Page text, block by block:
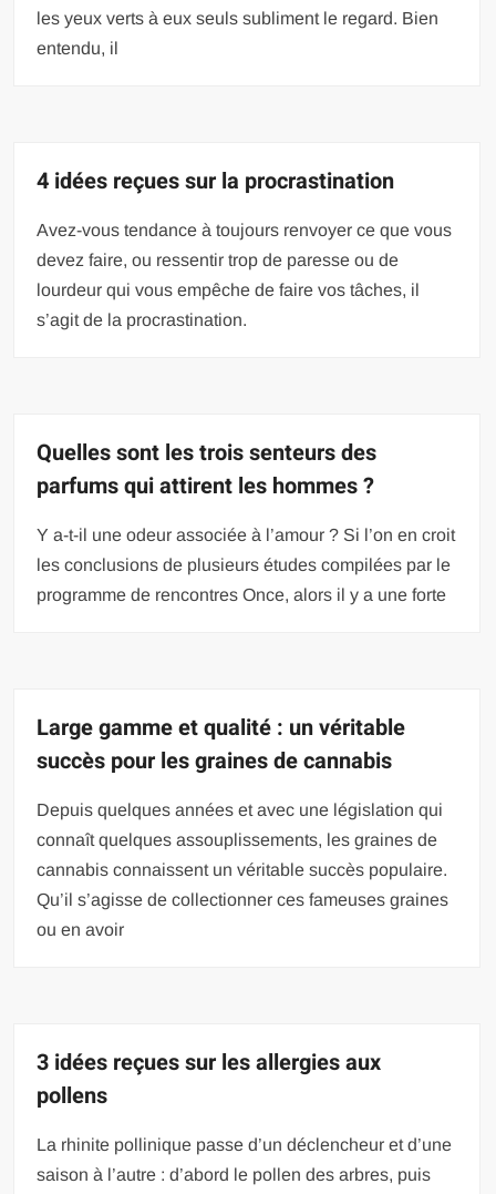
les yeux verts à eux seuls subliment le regard. Bien
entendu, il
4 idées reçues sur la procrastination
Avez-vous tendance à toujours renvoyer ce que vous
devez faire, ou ressentir trop de paresse ou de
lourdeur qui vous empêche de faire vos tâches, il
s’agit de la procrastination.
Quelles sont les trois senteurs des
parfums qui attirent les hommes ?
Y a-t-il une odeur associée à l’amour ? Si l’on en croit
les conclusions de plusieurs études compilées par le
programme de rencontres Once, alors il y a une forte
Large gamme et qualité : un véritable
succès pour les graines de cannabis
Depuis quelques années et avec une législation qui
connaît quelques assouplissements, les graines de
cannabis connaissent un véritable succès populaire.
Qu’il s’agisse de collectionner ces fameuses graines
ou en avoir
3 idées reçues sur les allergies aux
pollens
La rhinite pollinique passe d’un déclencheur et d’une
saison à l’autre : d’abord le pollen des arbres, puis